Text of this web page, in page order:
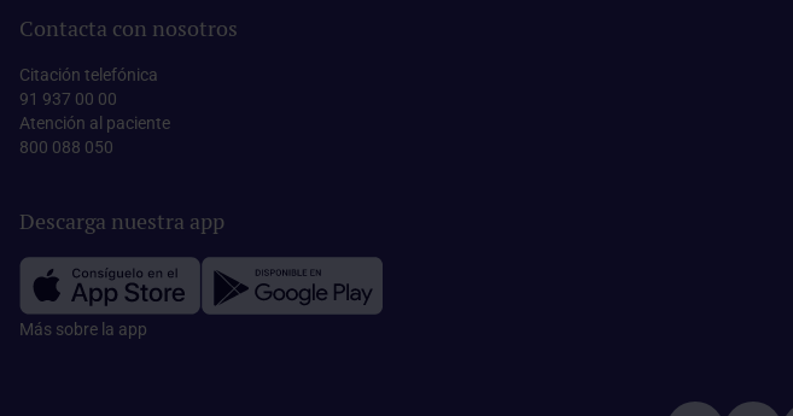
Contacta con nosotros
Citación telefónica
91 937 00 00
Atención al paciente
800 088 050
Descarga nuestra app
Más sobre la app​